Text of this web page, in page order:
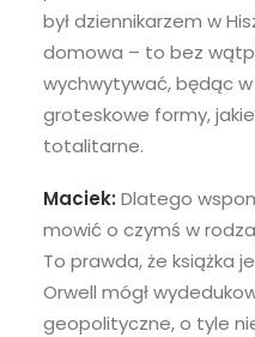
był dziennikarzem w
domowa – to bez
wychwytywać, będąc
groteskowe formy,
totalitarne.
Maciek: Dlatego
mowić o czymś w
To prawda, że książka
Orwell mógł
geopolityczne, o tyle